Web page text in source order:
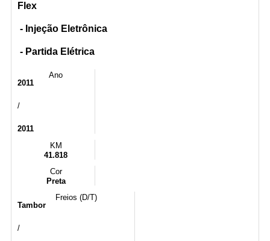
Flex
- Injeção Eletrônica
- Partida Elétrica
Ano
2011
/
2011
KM
41.818
Cor
Preta
Freios (D/T)
Tambor
/